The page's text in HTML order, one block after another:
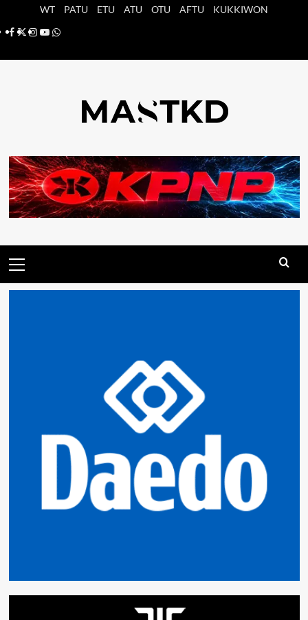
WT PATU ETU ATU OTU AFTU
KUKKIWON
Facebook
X Instagram
YouTube
Whatsapp
principal